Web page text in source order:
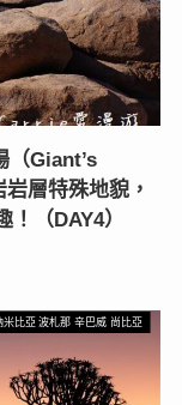
（Giant’s
層特殊地貌，
（DAY4）
米比亞 波札那 辛巴威 尚比亞